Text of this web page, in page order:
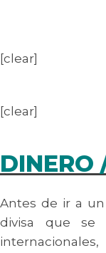
[clear]
[clear]
DINERO
Antes de ir a
divisa que se